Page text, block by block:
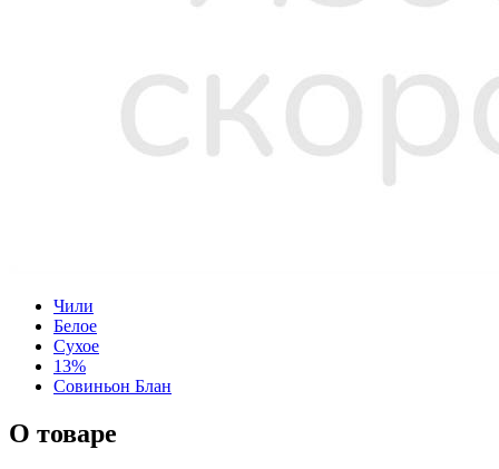
Чили
Белое
Сухое
13%
Совиньон Блан
О товаре